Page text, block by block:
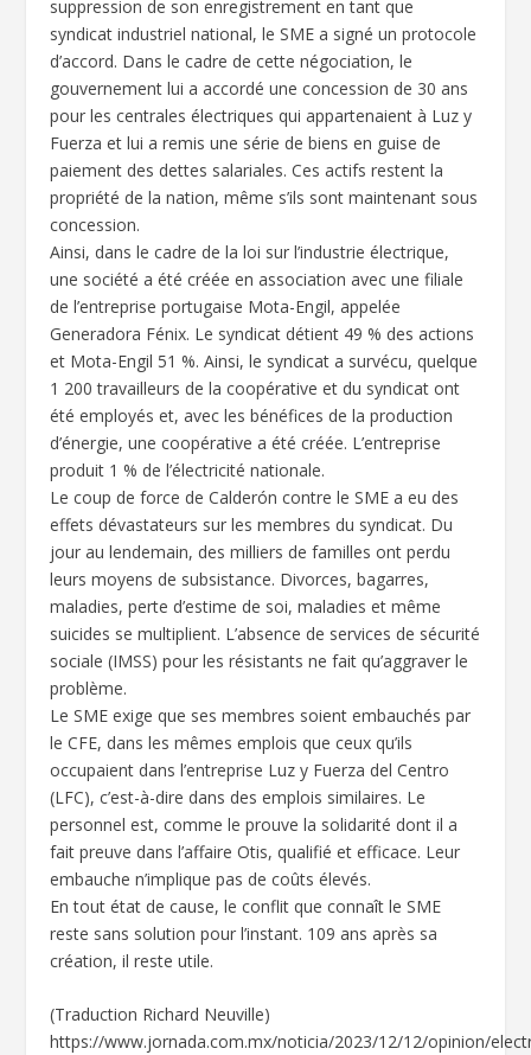
suppression de son enregistrement en tant que
syndicat industriel national, le SME a signé un protocole
d’accord. Dans le cadre de cette négociation, le
gouvernement lui a accordé une concession de 30 ans
pour les centrales électriques qui appartenaient à Luz y
Fuerza et lui a remis une série de biens en guise de
paiement des dettes salariales. Ces actifs restent la
propriété de la nation, même s’ils sont maintenant sous
concession.
Ainsi, dans le cadre de la loi sur l’industrie électrique,
une société a été créée en association avec une filiale
de l’entreprise portugaise Mota-Engil, appelée
Generadora Fénix. Le syndicat détient 49 % des actions
et Mota-Engil 51 %. Ainsi, le syndicat a survécu, quelque
1 200 travailleurs de la coopérative et du syndicat ont
été employés et, avec les bénéfices de la production
d’énergie, une coopérative a été créée. L’entreprise
produit 1 % de l’électricité nationale.
Le coup de force de Calderón contre le SME a eu des
effets dévastateurs sur les membres du syndicat. Du
jour au lendemain, des milliers de familles ont perdu
leurs moyens de subsistance. Divorces, bagarres,
maladies, perte d’estime de soi, maladies et même
suicides se multiplient. L’absence de services de sécurité
sociale (IMSS) pour les résistants ne fait qu’aggraver le
problème.
Le SME exige que ses membres soient embauchés par
le CFE, dans les mêmes emplois que ceux qu’ils
occupaient dans l’entreprise Luz y Fuerza del Centro
(LFC), c’est-à-dire dans des emplois similaires. Le
personnel est, comme le prouve la solidarité dont il a
fait preuve dans l’affaire Otis, qualifié et efficace. Leur
embauche n’implique pas de coûts élevés.
En tout état de cause, le conflit que connaît le SME
reste sans solution pour l’instant. 109 ans après sa
création, il reste utile.
(Traduction Richard Neuville)
https://www.jornada.com.mx/noticia/2023/12/12/opinion/